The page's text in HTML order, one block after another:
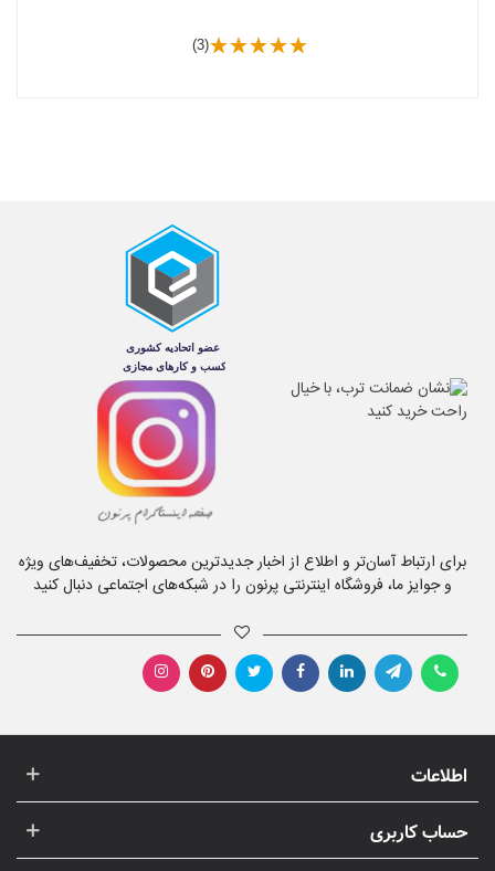
(3)
برای ارتباط آسان‌تر و اطلاع از اخبار جدیدترین محصولات، تخفیف‌های ویژه
و جوایز ما، فروشگاه اینترنتی پرنون را در شبکه‌های اجتماعی دنبال کنید
اطلاعات
حساب کاربری